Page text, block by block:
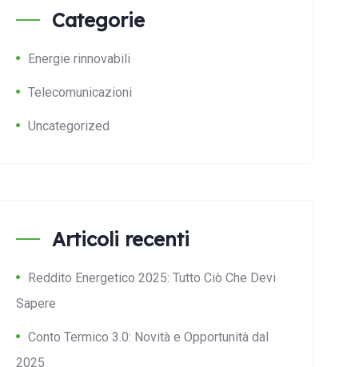
Categorie
Energie rinnovabili
Telecomunicazioni
Uncategorized
Articoli recenti
Reddito Energetico 2025: Tutto Ciò Che Devi
Sapere
Conto Termico 3.0: Novità e Opportunità dal
2025